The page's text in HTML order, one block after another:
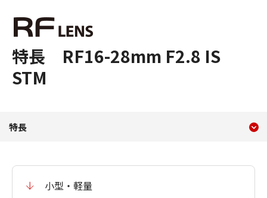
特長 RF16-28mm F2.8 IS
STM
特長 RF16-28mm F2.8 IS
特長
小型・軽量